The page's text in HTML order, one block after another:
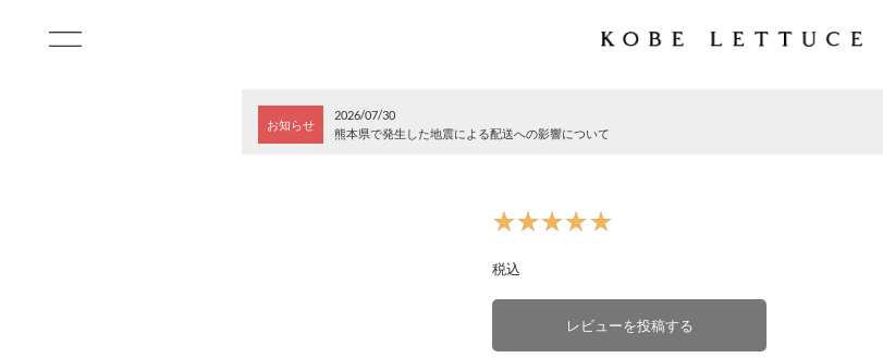
お知らせ
2026/07/30
熊本県で発生した地震による配送への影響について
★★★★★
★★★★★
税込
レビューを投稿する